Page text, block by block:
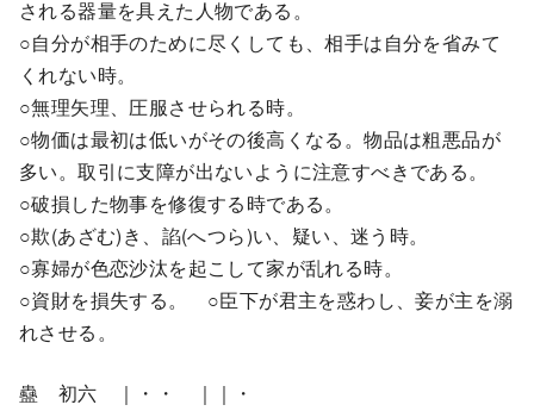
される器量を具えた人物である。
○自分が相手のために尽くしても、相手は自分を省みて
くれない時。
○無理矢理、圧服させられる時。
○物価は最初は低いがその後高くなる。物品は粗悪品が
多い。取引に支障が出ないように注意すべきである。
○破損した物事を修復する時である。
○欺(あざむ)き、諂(へつら)い、疑い、迷う時。
○寡婦が色恋沙汰を起こして家が乱れる時。
○資財を損失する。 ○臣下が君主を惑わし、妾が主を溺
れさせる。
蠱 初六 ｜・・ ｜｜・